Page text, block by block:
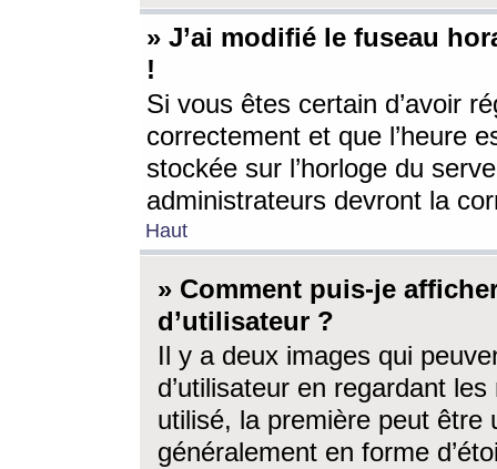
» J’ai modifié le fuseau
!
Si vous êtes certain d’avoir
correctement et que l’heure
stockée sur l’horloge du
administrateurs devront la
Haut
» Comment puis-je
d’utilisateur ?
Il y a deux images qui
d’utilisateur en regardant
utilisé, la première peut être
généralement en forme